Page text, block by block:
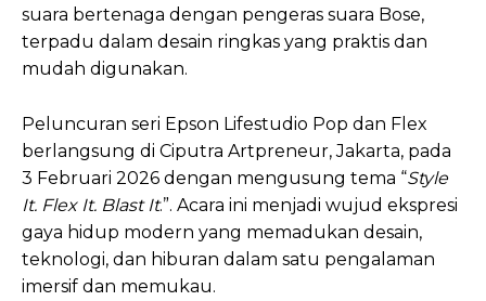
suara bertenaga dengan pengeras suara Bose,
terpadu dalam desain ringkas yang praktis dan
mudah digunakan.
Peluncuran seri Epson Lifestudio Pop dan Flex
berlangsung di Ciputra Artpreneur, Jakarta, pada
3 Februari 2026 dengan mengusung tema “Style
It. Flex It. Blast It.”. Acara ini menjadi wujud ekspresi
gaya hidup modern yang memadukan desain,
teknologi, dan hiburan dalam satu pengalaman
imersif dan memukau.